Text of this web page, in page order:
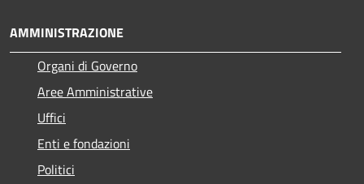
AMMINISTRAZIONE
Organi di Governo
Aree Amministrative
Uffici
Enti e fondazioni
Politici